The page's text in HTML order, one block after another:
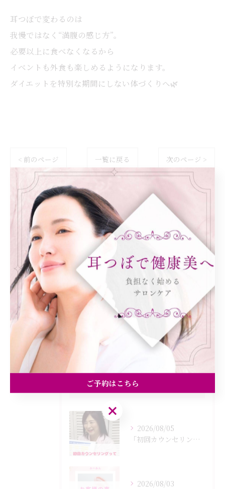
耳つぼで変わるのは
我慢ではなく“満腹の感じ方”。
必要以上に食べなくなるから
イベントも外食も楽しめるようになります。
ダイエットを特別な期間にしない体づくりへ🌿
< 前のページ 一覧に戻る 次のページ >
カテゴリー Categories
全てのカテゴリー
ダイエット
健康
美容エステ
食欲
最近の投稿
2026/08/05
「初回カウンセリングでは何をするの？」
2026/08/03
ご予約はこちら
ご予約はこちら